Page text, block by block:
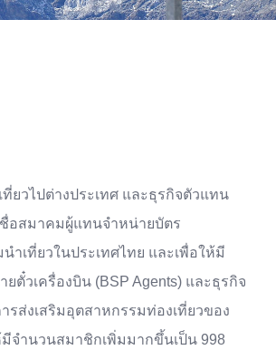
ยวไปต่างประเทศ และธุรกิจตัวแทน
ชื่อสมาคมผู้แทนจำหน่ายบัตร
ำเที่ยวในประเทศไทย และเพื่อให้มี
วเครื่องบิน (BSP Agents) และธุรกิจ
รส่งเสริมอุตสาหกรรมท่องเที่ยวของ
จำนวนสมาชิกเพิ่มมากขึ้นเป็น 998